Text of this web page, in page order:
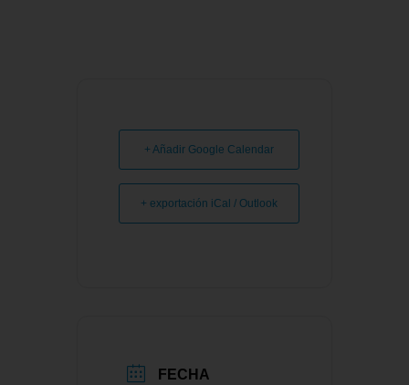
+ Añadir Google Calendar
+ exportación iCal / Outlook
FECHA